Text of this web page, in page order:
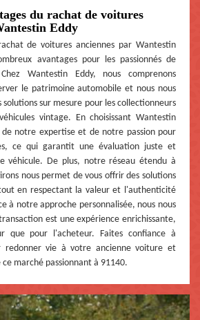
du rachat de voitures
Eddy
de voitures anciennes par Wantestin
avantages pour les passionnés de
Wantestin Eddy, nous comprenons
le patrimoine automobile et nous nous
sur mesure pour les collectionneurs
vintage. En choisissant Wantestin
de notre expertise et de notre passion pour
ce qui garantit une évaluation juste et
véhicule. De plus, notre réseau étendu à
nous permet de vous offrir des solutions
en respectant la valeur et l'authenticité
à notre approche personnalisée, nous nous
est une expérience enrichissante,
que pour l'acheteur. Faites confiance à
redonner vie à votre ancienne voiture et
marché passionnant à 91140.